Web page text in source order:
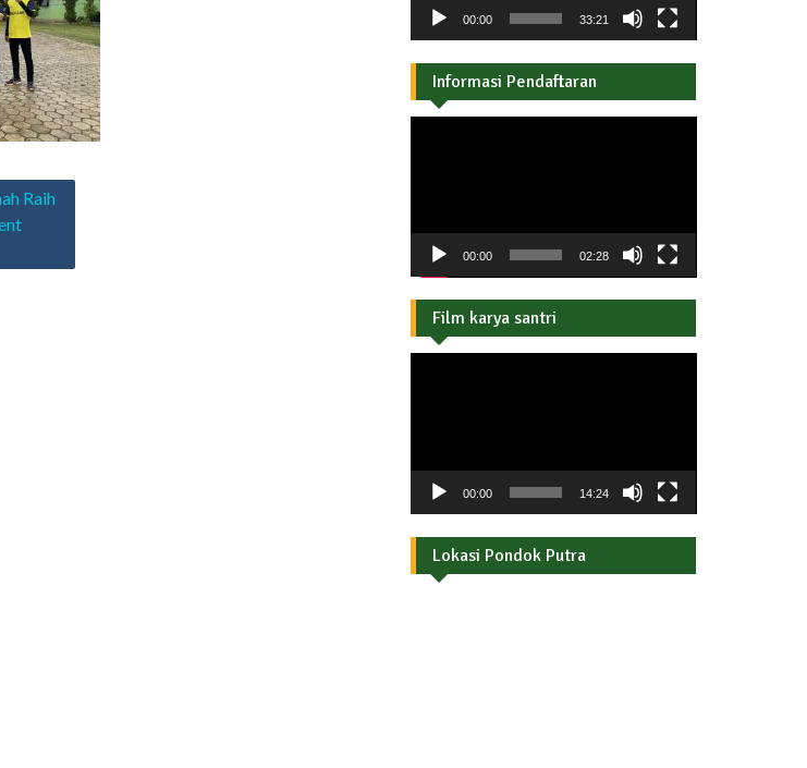
Raih
00:00 33:21
Informasi Pendaftaran
00:00 02:28
Film karya santri
00:00 14:24
Lokasi Pondok Putra